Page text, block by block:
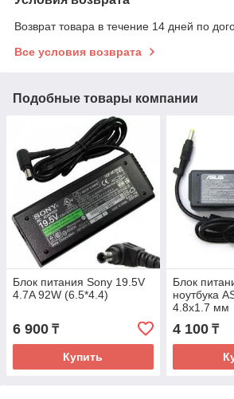
Возврат товара в течение 14 дней по
Все условия возврата
Подобные товары компании
Блок питания Sony 19.5V
4.7A 92W (6.5*4.4)
6 900 ₸
Купить
Блок
ноутбука
4.8x1.7 мм
4 100₸